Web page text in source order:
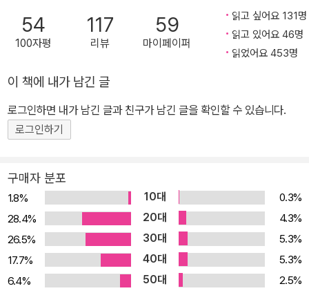
54
100자평
117
리뷰
59
마이페이퍼
읽고 싶어요 131명
읽고 있어요 46명
읽었어요 453명
이 책에 내가 남긴 글
로그인하면 내가 남긴 글과 친구가 남긴 글을 확인할 수 있습니다.
로그인하기
구매자 분포
1.8% 10대
0.3%
28.4%
20대
4.3%
26.5%
30대
5.3%
17.7%
40대
5.3%
6.4%
50대
2.5%